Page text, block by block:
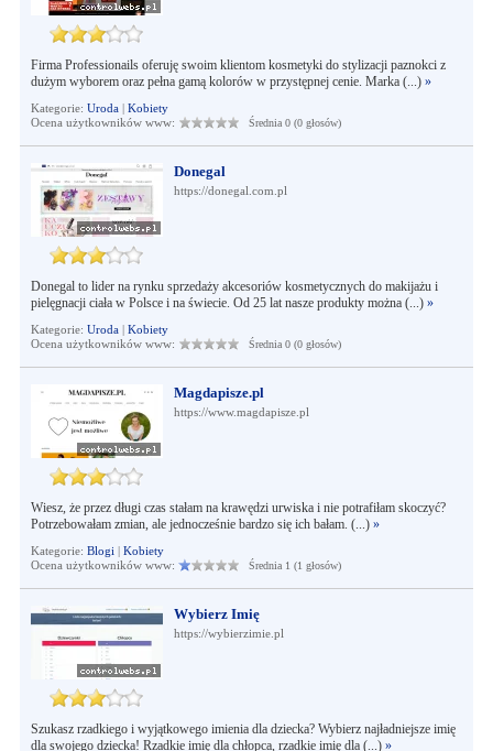
Firma Professionails oferuję swoim klientom kosmetyki do stylizacji paznokci z
dużym wyborem oraz pełna gamą kolorów w przystępnej cenie. Marka (...) »
Kategorie: Uroda| Kobiety
Ocena użytkowników www:
Średnia 0 (0 głosów)
Donegal
https://donegal.com.pl
Donegal to lider na rynku sprzedaży akcesoriów kosmetycznych do makijażu i
pielęgnacji ciała w Polsce i na świecie. Od 25 lat nasze produkty można (...) »
Kategorie: Uroda| Kobiety
Ocena użytkowników www:
Średnia 0 (0 głosów)
Magdapisze.pl
https://www.magdapisze.pl
Wiesz, że przez długi czas stałam na krawędzi urwiska i nie potrafiłam skoczyć?
Potrzebowałam zmian, ale jednocześnie bardzo się ich bałam. (...) »
Kategorie: Blogi | Kobiety
Ocena użytkowników www:
Średnia 1 (1 głosów)
Wybierz Imię
https://wybierzimie.pl
Szukasz rzadkiego i wyjątkowego imienia dla dziecka? Wybierz najładniejsze imię
dla swojego dziecka! Rzadkie imię dla chłopca, rzadkie imię dla (...) »